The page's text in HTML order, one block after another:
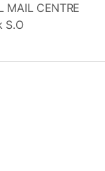
MAIL CENTRE
S.O